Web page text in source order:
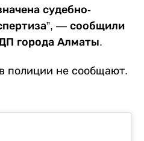
судебно-
— сообщили
города Алматы.
полиции не сообщают.